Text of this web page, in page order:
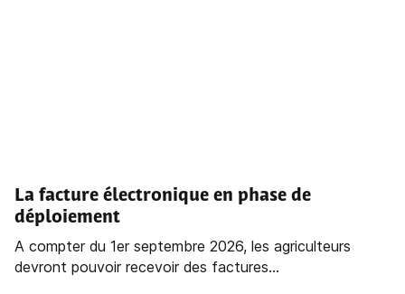
La facture électronique en phase de
déploiement
A compter du 1er septembre 2026, les agriculteurs
devront pouvoir recevoir des factures...